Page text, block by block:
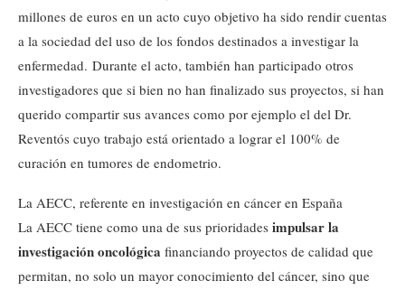
millones de euros en un acto cuyo objetivo ha sido rendir cuentas
a la sociedad del uso de los fondos destinados a investigar la
enfermedad. Durante el acto, también han participado otros
investigadores que si bien no han finalizado sus proyectos, si han
querido compartir sus avances como por ejemplo el del Dr.
Reventós cuyo trabajo está orientado a lograr el 100% de
curación en tumores de endometrio.
La AECC, referente en investigación en cáncer en España
La AECC tiene como una de sus prioridades impulsar la
investigación oncológica financiando proyectos de calidad que
permitan, no solo un mayor conocimiento del cáncer, sino que